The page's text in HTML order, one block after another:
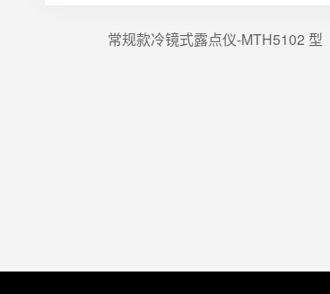
常规款冷镜式露点仪-MTH5102 型